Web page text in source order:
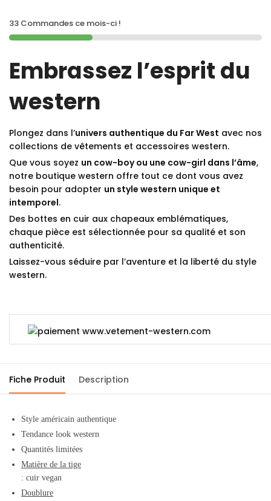
33 Commandes ce mois-ci !
Embrassez l’esprit du
western
Plongez dans l’univers authentique du Far West avec nos
collections de vêtements et accessoires western.
Que vous soyez un cow-boy ou une cow-girl dans l’âme,
notre boutique western offre tout ce dont vous avez
besoin pour adopter un style western unique et
intemporel.
Des bottes en cuir aux chapeaux emblématiques,
chaque pièce est sélectionnée pour sa qualité et son
authenticité.
Laissez-vous séduire par l’aventure et la liberté du style
western.
Fiche Produit Description
Style américain authentique
Tendance look western
Quantités limitées
Matière de la tige
: cuir vegan
Doublure